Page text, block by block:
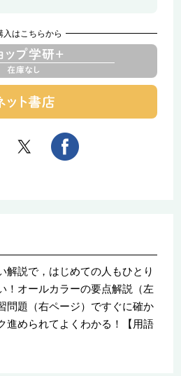
入はこちらから
解説で，はじめての人もひとり
！オールカラーの要点解説（左
問題（右ページ）ですぐに確か
進められてよくわかる！【用語